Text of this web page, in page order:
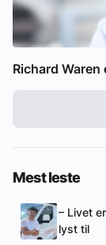
Richard
Mest leste
– Livet
lyst til